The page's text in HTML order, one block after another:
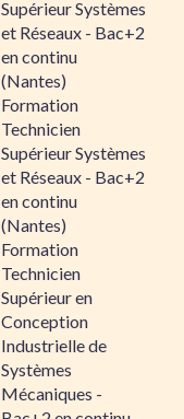
Supérieur Systèmes
et Réseaux - Bac+2
en continu
(Nantes)
Formation
Technicien
Supérieur Systèmes
et Réseaux - Bac+2
en continu
(Nantes)
Formation
Technicien
Supérieur en
Conception
Industrielle de
Systèmes
Mécaniques -